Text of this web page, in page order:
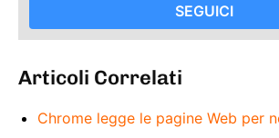
SEGUICI
Articoli Correlati
Chrome legge le pagine Web per